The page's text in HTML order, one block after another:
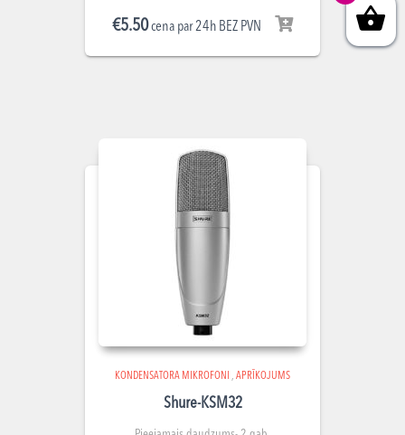
€5.50cena par 24h BEZ PVN
KONDENSATORA MIKROFONI , APRĪKOJUMS
Shure-KSM32